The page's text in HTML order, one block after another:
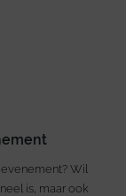
Wil
is, maar ook